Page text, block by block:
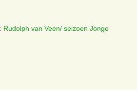
Rudolph van Veen/ seizoen Jonge